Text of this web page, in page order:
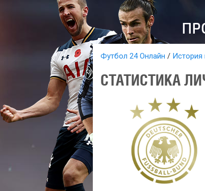
Футбол 24 Онлайн История
СТАТИСТИКА